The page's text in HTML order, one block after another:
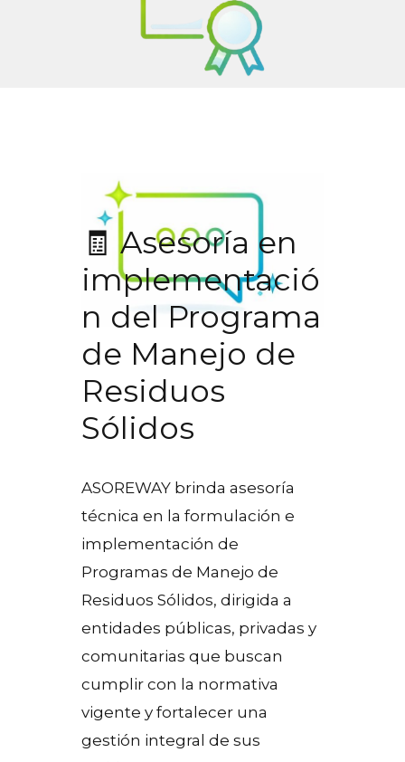
🧾 Asesoría en
implementació
n del Programa
de Manejo de
Residuos
Sólidos
ASOREWAY brinda asesoría
técnica en la formulación e
implementación de
Programas de Manejo de
Residuos Sólidos, dirigida a
entidades públicas, privadas y
comunitarias que buscan
cumplir con la normativa
vigente y fortalecer una
gestión integral de sus